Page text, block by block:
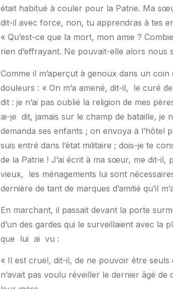
était habitué à couler pour la Patrie. Ma
dit-il avec force, non, tu apprendras à tes
« Qu’est-ce que la mort, mon amie ?
rien d’effrayant. Ne pouvait-elle alors nous
Comme il m’aperçut à genoux dans un
douleurs : « On m’a amené, dit-il, le curé
dit : je n’ai pas oublié la religion de mes
ai-je dit, jamais sur le champ de bataille, je
demanda ses enfants ; on envoya à
suis entré dans l’état militaire ; dois-je te
de la Patrie ! J’ai écrit à ma sœur, me dit-il,
vieux, les ménagements lui sont
dernière de tant de marques d’amitié qu’il
En marchant, il passait devant la porte
d’un des gardes qui le surveillaient avec la
que lui ai vu :
« Il est cruel, dit-il, de ne pouvoir être
n’avait pas voulu réveiller le dernier âgé